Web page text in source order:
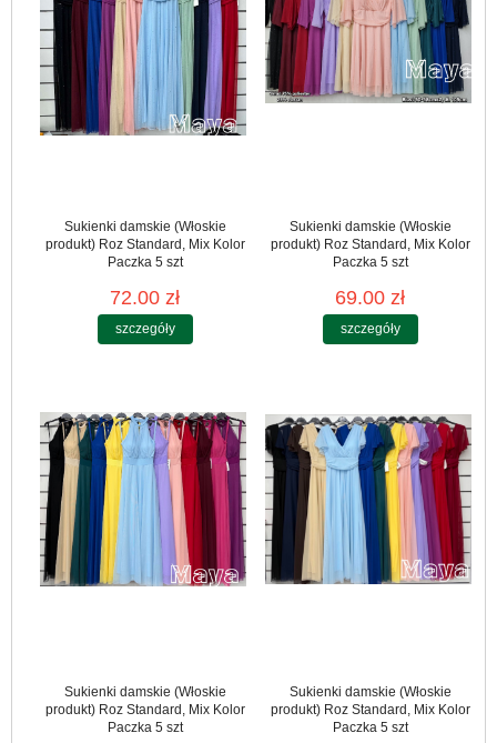
Sukienki damskie (Włoskie
produkt) Roz Standard, Mix Kolor
Paczka 5 szt
72.00 zł
szczegóły
Sukienki damskie (Włoskie
produkt) Roz Standard, Mix Kolor
Paczka 5 szt
69.00 zł
szczegóły
Sukienki damskie (Włoskie
produkt) Roz Standard, Mix Kolor
Paczka 5 szt
Sukienki damskie (Włoskie
produkt) Roz Standard, Mix Kolor
Paczka 5 szt